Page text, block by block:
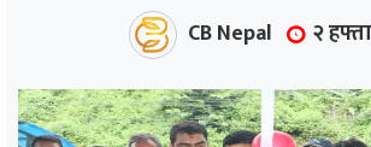
CB Nepal २